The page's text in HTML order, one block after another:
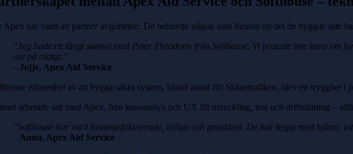
Apex var valet av partner avgörande. De behövde någon som förstod att det de byggde inte
”Jag hade ett långt samtal med Peter Theodoris från Softhouse. Vi pratade inte bara om
var på riktigt.”
– Jojje, Apex Aid Service
erfarenhet av att bygga säkra system, bland annat för Skånetrafiken, blev en trygghet i
arbetade tätt med Apex, från kravanalys och UX till utveckling, test och driftsättning –
”Softhouse har varit lösningsfokuserade, ärliga och proaktiva. De har byggt med hjärta,
– Anna, Apex Aid Service